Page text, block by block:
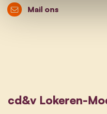
Mail ons
cd&v Lokeren-